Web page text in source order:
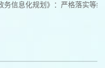
务信息化规划》：严格落实等